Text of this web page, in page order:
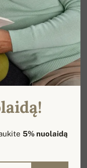
5% nuolaidą